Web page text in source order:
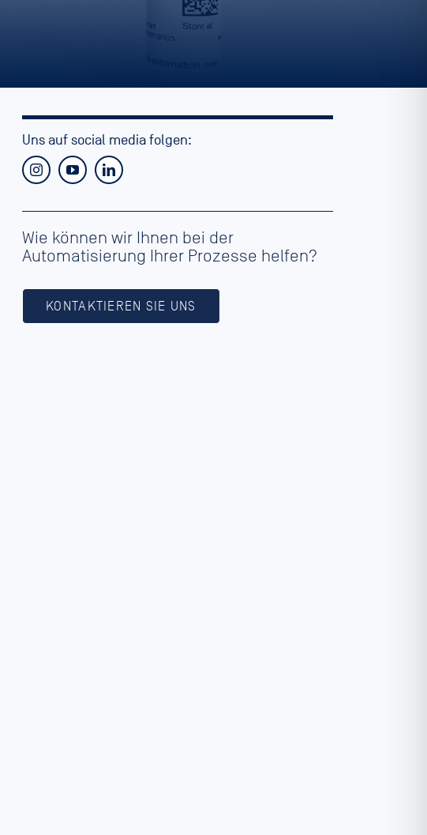
Uns auf social media folgen:
Wie können wir Ihnen bei der
Automatisierung Ihrer Prozesse helfen?
KONTAKTIEREN SIE UNS